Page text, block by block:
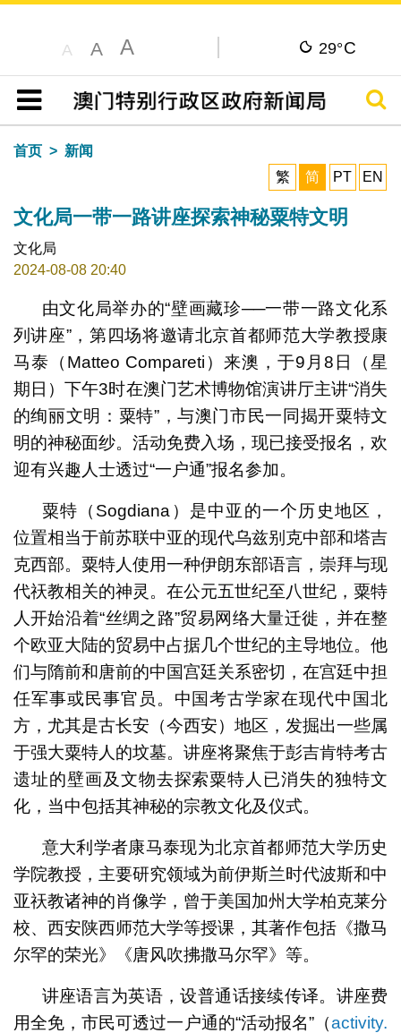
A A A 29°C
目录
搜寻
首页
新闻
繁
简 PT EN
文化局一带一路讲座探索神秘粟特文明
文化局
2024-08-08 20:40
由文化局举办的“壁画藏珍──一带一路文化系
列讲座”，第四场将邀请北京首都师范大学教授康
马泰（Matteo Compareti）来澳，于9月8日（星
期日）下午3时在澳门艺术博物馆演讲厅主讲“消失
的绚丽文明：粟特”，与澳门市民一同揭开粟特文
明的神秘面纱。活动免费入场，现已接受报名，欢
迎有兴趣人士透过“一户通”报名参加。
粟特（Sogdiana）是中亚的一个历史地区，
位置相当于前苏联中亚的现代乌兹别克中部和塔吉
克西部。粟特人使用一种伊朗东部语言，崇拜与现
代祆教相关的神灵。在公元五世纪至八世纪，粟特
人开始沿着“丝绸之路”贸易网络大量迁徙，并在整
个欧亚大陆的贸易中占据几个世纪的主导地位。他
们与隋前和唐前的中国宫廷关系密切，在宫廷中担
任军事或民事官员。中国考古学家在现代中国北
方，尤其是古长安（今西安）地区，发掘出一些属
于强大粟特人的坟墓。讲座将聚焦于彭吉肯特考古
遗址的壁画及文物去探索粟特人已消失的独特文
化，当中包括其神秘的宗教文化及仪式。
意大利学者康马泰现为北京首都师范大学历史
学院教授，主要研究领域为前伊斯兰时代波斯和中
亚祆教诸神的肖像学，曾于美国加州大学柏克莱分
校、西安陕西师范大学等授课，其著作包括《撒马
尔罕的荣光》《唐风吹拂撒马尔罕》等。
讲座语言为英语，设普通话接续传译。讲座费
用全免，市民可透过一户通的“活动报名”（activity.